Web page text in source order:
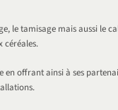
le tamisage mais aussi le
céréales.
en offrant ainsi à ses